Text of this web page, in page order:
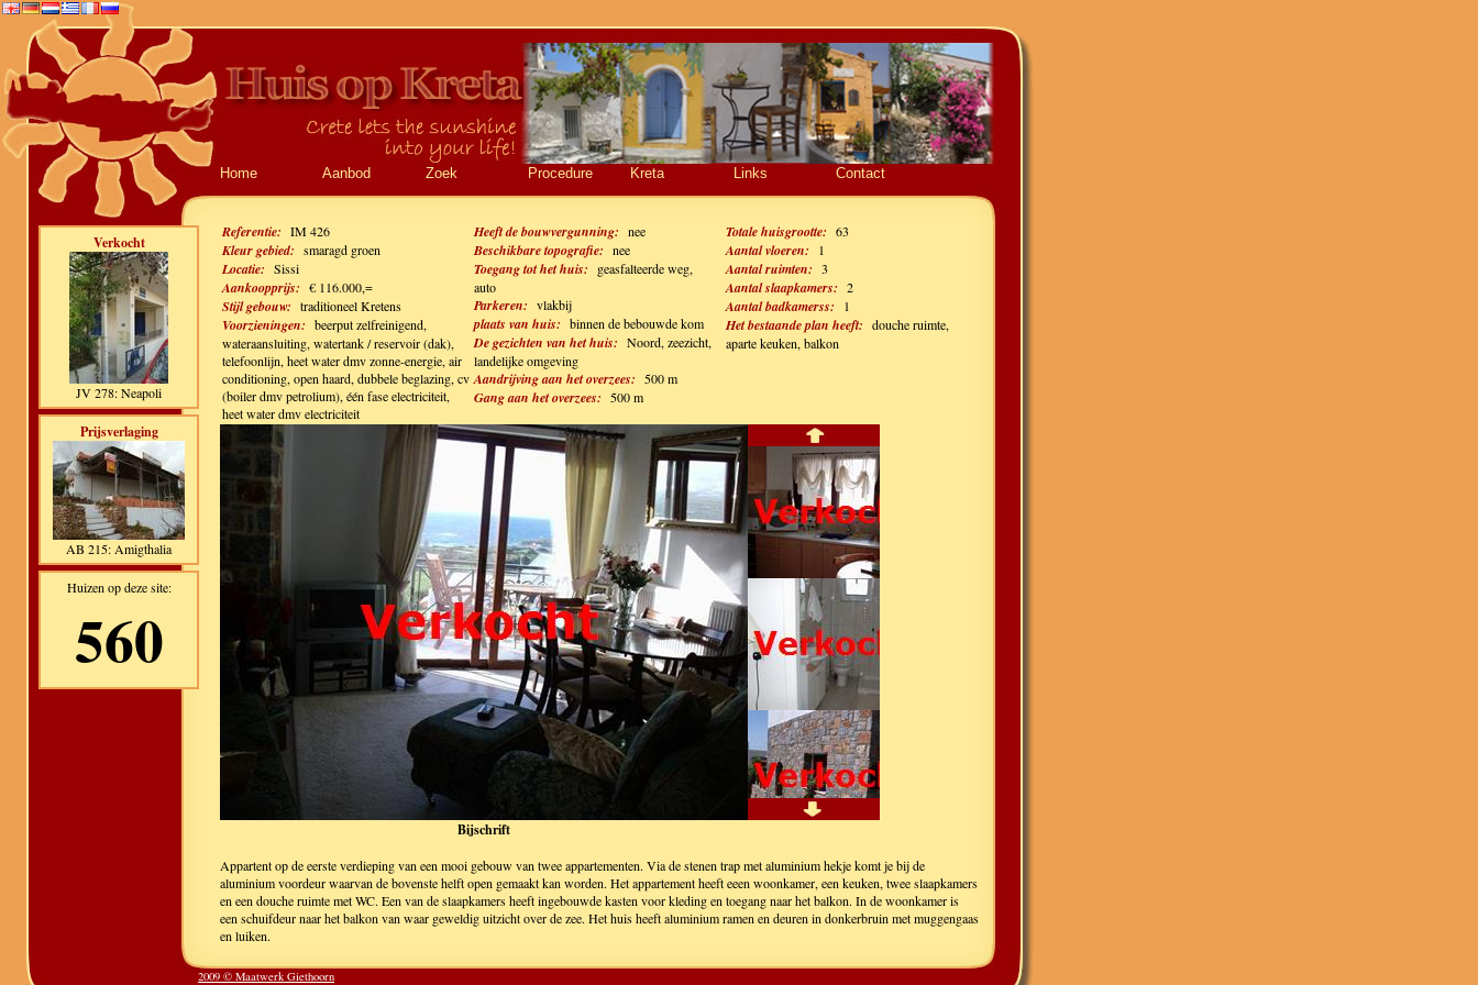
Home Aanbod Zoek Procedure Kreta Links Contact
Verkocht
JV 278: Neapoli
Prijsverlaging
AB 215: Amigthalia
Huizen op deze site:
560
Referentie: IM 426
Kleur gebied: smaragd groen
Locatie: Sissi
Aankoopprijs: € 116.000,=
Stijl gebouw: traditioneel Kretens
Voorzieningen: beerput zelfreinigend,
wateraansluiting, watertank / reservoir (dak),
telefoonlijn, heet water dmv zonne-energie, air
conditioning, open haard, dubbele beglazing, cv
(boiler dmv petrolium), één fase electriciteit,
heet water dmv electriciteit
Heeft de bouwvergunning: nee
Beschikbare topografie: nee
Toegang tot het huis:
geasfalteerde weg,
auto
Parkeren: vlakbij
plaats van huis: binnen de bebouwde kom
De gezichten van het huis: Noord, zeezicht,
landelijke omgeving
Aandrijving aan het overzees: 500 m
Gang aan het overzees: 500 m
Totale huisgrootte: 63
Aantal vloeren: 1
Aantal ruimten: 3
Aantal slaapkamers: 2
Aantal badkamerss: 1
Het bestaande plan heeft: douche ruimte,
aparte keuken, balkon
Bijschrift
Appartent op de eerste verdieping van een mooi gebouw van twee appartementen. Via de stenen trap met aluminium hekje komt je bij de
aluminium voordeur waarvan de bovenste helft open gemaakt kan worden. Het appartement heeft eeen woonkamer, een keuken, twee slaapkamers
en een douche ruimte met WC. Een van de slaapkamers heeft ingebouwde kasten voor kleding en toegang naar het balkon. In de woonkamer is
een schuifdeur naar het balkon van waar geweldig uitzicht over de zee. Het huis heeft aluminium ramen en deuren in donkerbruin met muggengaas
en luiken.
2009 © Maatwerk Giethoorn